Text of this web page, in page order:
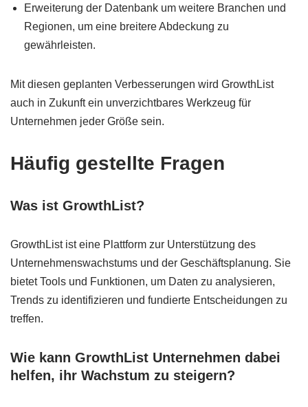
Erweiterung der Datenbank um weitere Branchen und
Regionen, um eine breitere Abdeckung zu
gewährleisten.
Mit diesen geplanten Verbesserungen wird GrowthList
auch in Zukunft ein unverzichtbares Werkzeug für
Unternehmen jeder Größe sein.
Häufig gestellte Fragen
Was ist GrowthList?
GrowthList ist eine Plattform zur Unterstützung des
Unternehmenswachstums und der Geschäftsplanung. Sie
bietet Tools und Funktionen, um Daten zu analysieren,
Trends zu identifizieren und fundierte Entscheidungen zu
treffen.
Wie kann GrowthList Unternehmen dabei
helfen, ihr Wachstum zu steigern?